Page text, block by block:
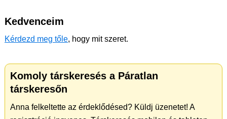
Kedvenceim
Kérdezd meg tőle, hogy mit szeret.
Komoly társkeresés a Páratlan
társkeresőn
Anna felkeltette az érdeklődésed? Küldj üzenetet! A